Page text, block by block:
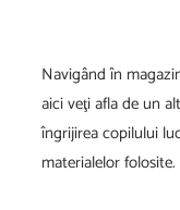
Navigând în
aici veţi afla de un
îngrijirea copilului
materialelor